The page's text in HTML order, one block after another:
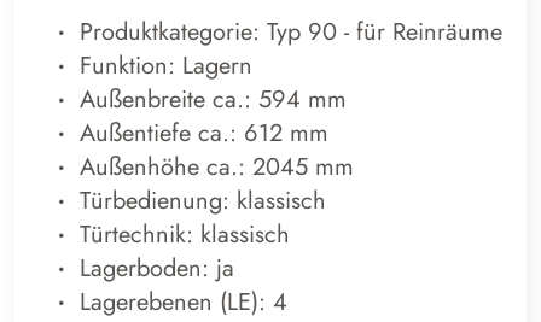
Produktkategorie: Typ 90 - für Reinräume
Funktion: Lagern
Außenbreite ca.: 594 mm
Außentiefe ca.: 612 mm
Außenhöhe ca.: 2045 mm
Türbedienung: klassisch
Türtechnik: klassisch
Lagerboden: ja
Lagerebenen (LE): 4